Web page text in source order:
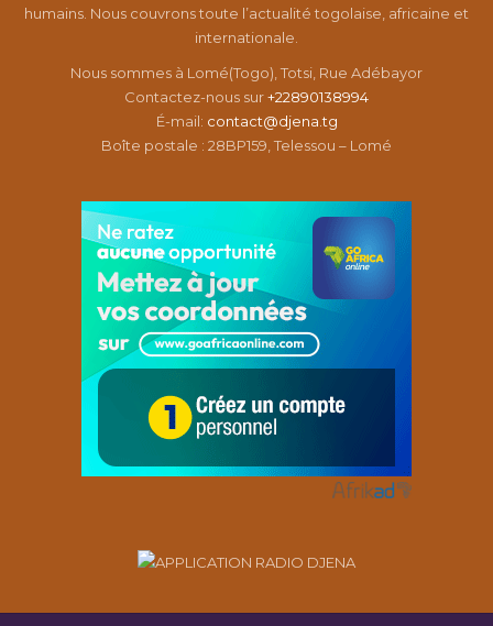
humains. Nous couvrons toute l’actualité togolaise, africaine et
internationale.
Nous sommes à Lomé(Togo), Totsi, Rue Adébayor
Contactez-nous sur+22890138994
É-mail: contact@djena.tg
Boîte postale : 28BP159, Telessou – Lomé